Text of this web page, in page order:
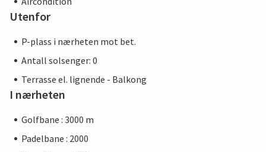
Utenfor
P-plass i nærheten mot bet.
Antall solsenger: 0
Terrasse el. lignende - Balkong
I nærheten
Golfbane : 3000 m
Padelbane : 2000